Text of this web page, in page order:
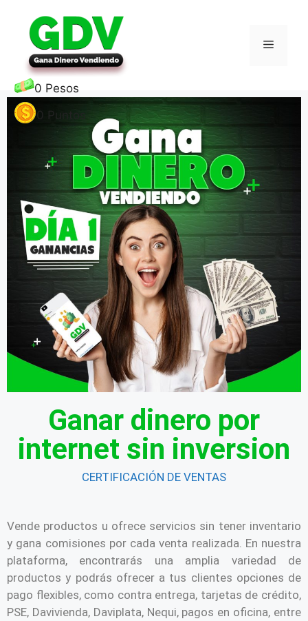
0 Pesos
0 Puntos
Ganar dinero por
internet sin inversion
CERTIFICACIÓN DE VENTAS
Vende productos u ofrece servicios sin tener inventario
y gana comisiones por cada venta realizada. En nuestra
plataforma, encontrarás una amplia variedad de
productos y podrás ofrecer a tus clientes opciones de
pago flexibles, como contra entrega, tarjetas de crédito,
PSE, Davivienda, Daviplata, Nequi, pagos en oficina, entre